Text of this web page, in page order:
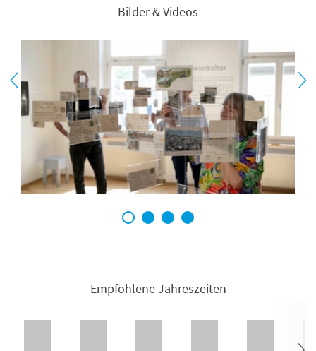
Bilder & Videos
1 2 3 4
Empfohlene Jahreszeiten